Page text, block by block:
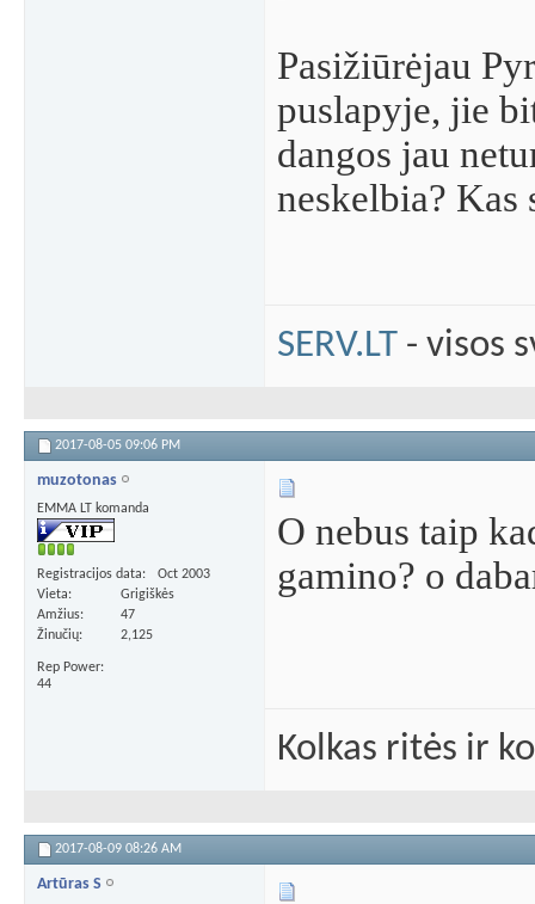
Pasižiūrėjau
puslapyje, jie
dangos jau
neskelbia? Kas
SERV.LT - visos
2017-08-05 09:06 PM
muzotonas
EMMA LT komanda
Registracijos data
Oct 2003
Vieta
Grigiškės
Amžius
47
Žinučių
2,125
Rep Power
44
O nebus taip
gamino? o
Kolkas ritės ir
2017-08-09 08:26 AM
Artūras S